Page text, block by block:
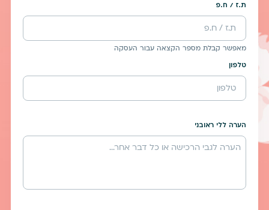
ת.ז / ח.פ
מאפשר קבלת מספר הקצאה עבור העסקה
טלפון
הערה ללי ראובני